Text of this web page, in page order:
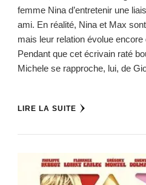
femme Nina d’entretenir une
ami. En réalité, Nina et Max
mais leur relation évolue
Pendant que cet écrivain raté
Michele se rapproche, lui, de
LIRE LA SUITE